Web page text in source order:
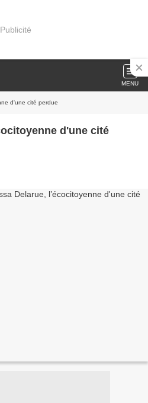
Publicité
MENU
d'une cité perdue
d'une cité